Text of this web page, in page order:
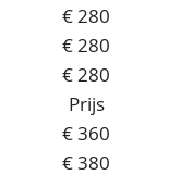
€ 280
€ 280
€ 280
Prijs
€ 360
€ 380